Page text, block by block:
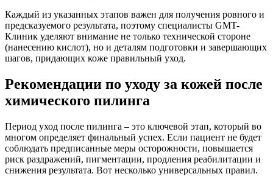
Каждый из указанных этапов важен для получения ровного и
предсказуемого результата, поэтому специалисты GMT-
Клиник уделяют внимание не только технической стороне
(нанесению кислот), но и деталям подготовки и завершающих
шагов, придающих коже правильный уход.
Рекомендации по уходу за кожей после
химического пилинга
Период уход после пилинга – это ключевой этап, который во
многом определяет финальный успех. Если пациент не будет
соблюдать предписанные меры осторожности, повышается
риск раздражений, пигментации, продления реабилитации и
снижения результата. Вот несколько универсальных правил.